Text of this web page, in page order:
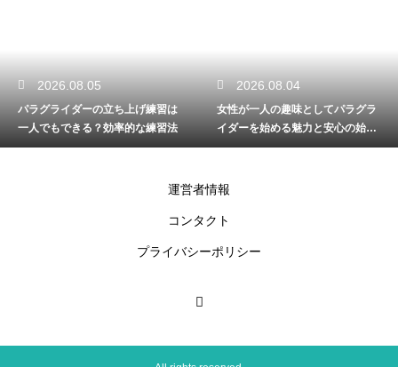
2026.08.04
女性が一人の趣味としてパラグラ
イダーを始める魅力と安心の始め
方
2026.08.03
パラグライダーのラインを安全に
点検する方法！飛行前の重要チェ
ック
運営者情報
コンタクト
プライバシーポリシー